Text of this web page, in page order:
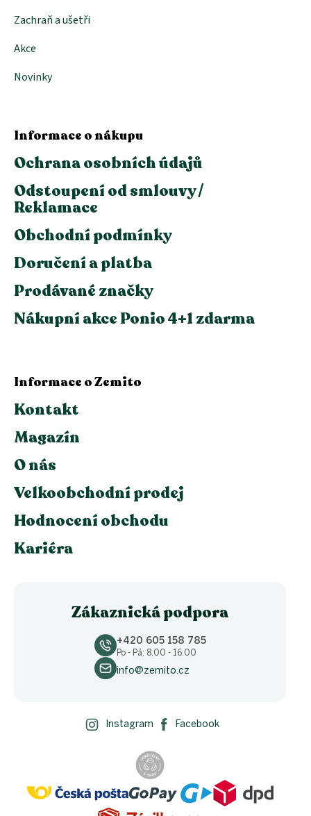
Zachraň a ušetři
Akce
Novinky
Informace o nákupu
Ochrana osobních údajů
Odstoupení od smlouvy /
Reklamace
Obchodní podmínky
Doručení a platba
Prodávané značky
Nákupní akce Ponio 4+1 zdarma
Informace o Zemito
Kontakt
Magazín
O nás
Velkoobchodní prodej
Hodnocení obchodu
Kariéra
Zákaznická podpora
+420 605 158 785
Po - Pá: 8.00 - 16.00
info@zemito.cz
Instagram Facebook